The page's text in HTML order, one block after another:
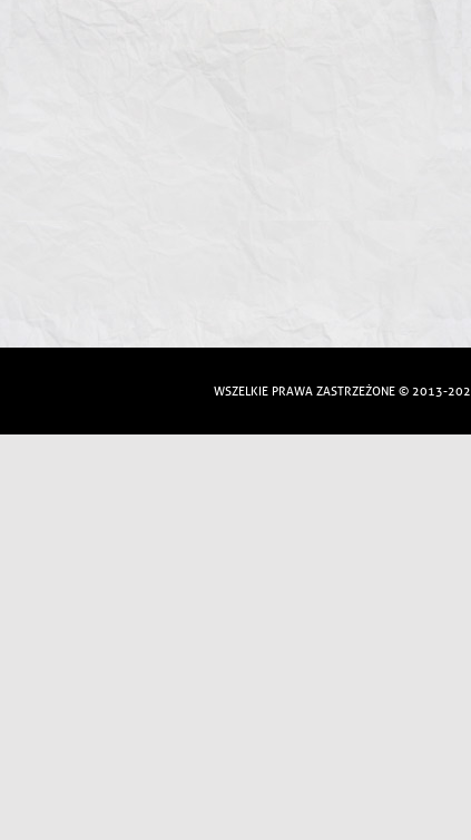
WSZELKIE PRAWA ZASTRZEŻONE © 2013-